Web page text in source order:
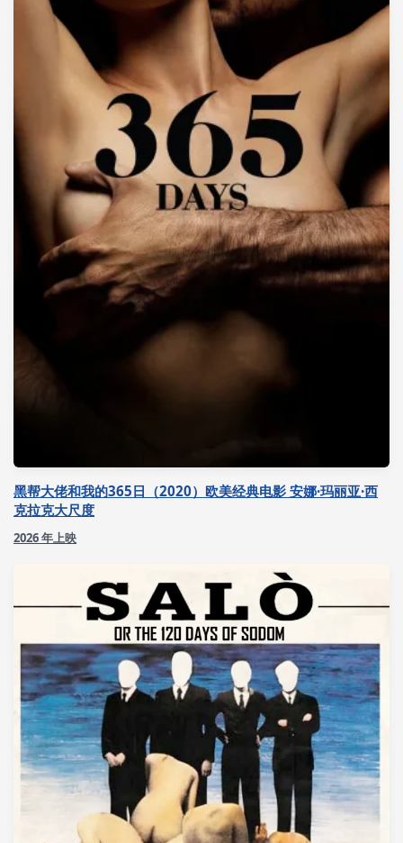
黑帮大佬和我的365日（2020）欧美经典电影 安娜·玛丽亚·西
克拉克大尺度
2026 年上映